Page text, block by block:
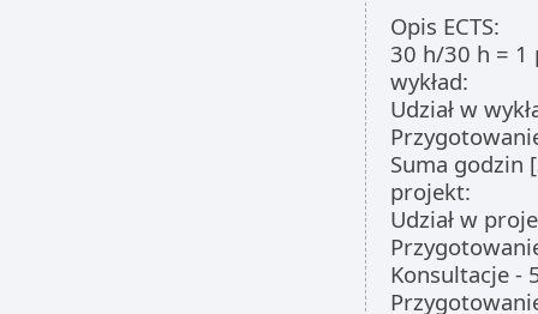
Opis ECTS:
30 h/30 h = 1
wykład:
Udział w
Suma godzin
projekt:
Udział w
Konsultacje -